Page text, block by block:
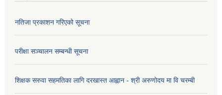
नतिजा प्रकाशन गरिएको सूचना
परीक्षा सञ्चालन सम्बन्धी सूचना
शिक्षक सरुवा सहमतिका लागि दरखास्त आह्वान - श्री अरुणोदय मा वि चरम्बी